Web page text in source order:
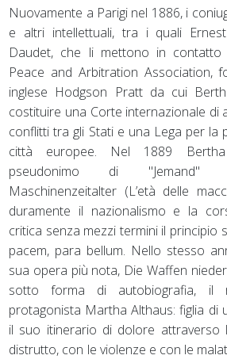
Nuovamente a Parigi nel 1886, i
e altri intellettuali, tra i quali
Daudet, che li mettono in
Peace and Arbitration Association,
inglese Hodgson Pratt da cui
costituire una Corte internazionale di
conflitti tra gli Stati e una Lega per la
città europee. Nel 1889
pseudonimo di "Jemand"
Maschinenzeitalter (L’età delle
duramente il nazionalismo e la
critica senza mezzi termini il principio
pacem, para bellum. Nello stesso
sua opera più nota, Die Waffen
sotto forma di autobiografia, il
protagonista Martha Althaus: figlia di
il suo itinerario di dolore attraverso
distrutto, con le violenze e con le